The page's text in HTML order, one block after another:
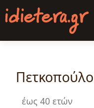
Παράκαμψη
προς
κυρίως
έως 40 ετών